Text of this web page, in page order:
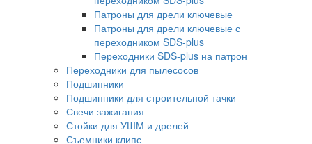
Патроны для дрели ключевые
Патроны для дрели ключевые с
переходником SDS-plus
Переходники SDS-plus на патрон
Переходники для пылесосов
Подшипники
Подшипники для строительной тачки
Свечи зажигания
Стойки для УШМ и дрелей
Съемники клипс